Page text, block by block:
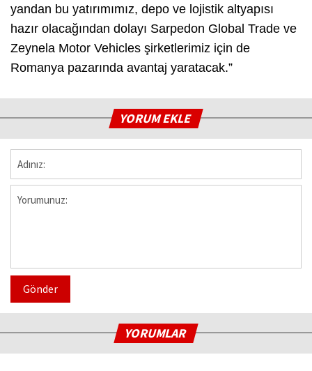
yandan bu yatırımımız, depo ve lojistik altyapısı
hazır olacağından dolayı Sarpedon Global Trade ve
Zeynela Motor Vehicles şirketlerimiz için de
Romanya pazarında avantaj yaratacak.”
YORUM EKLE
Gönder
YORUMLAR